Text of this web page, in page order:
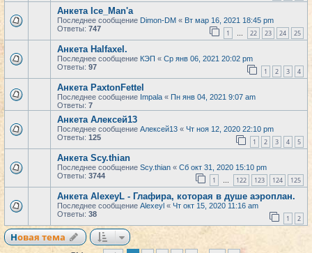
Анкета Ice_Man'a
Последнее сообщение Dimon-DM « Вт мар 16, 2021 18:45 pm
Ответы: 747 1 … 22 23 24 25
Анкета Halfaxel.
Последнее сообщение КЭП « Ср янв 06, 2021 20:02 pm
Ответы: 97 1 2 3 4
Анкета PaxtonFettel
Последнее сообщение Impala « Пн янв 04, 2021 9:07 am
Ответы: 7
Анкета Алексей13
Последнее сообщение Алексей13 « Чт ноя 12, 2020 22:10 pm
Ответы: 125 1 2 3 4 5
Анкета Scy.thian
Последнее сообщение Scy.thian « Сб окт 31, 2020 15:10 pm
Ответы: 3744 1 … 122 123 124 125
Анкета AlexeyL - Глафира, которая в душе аэроплан.
Последнее сообщение Alexeyl « Чт окт 15, 2020 11:16 am
Ответы: 38 1 2
Новая тема